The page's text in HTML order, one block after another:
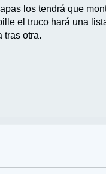
los tendrá que
el truco hará una
tras otra.